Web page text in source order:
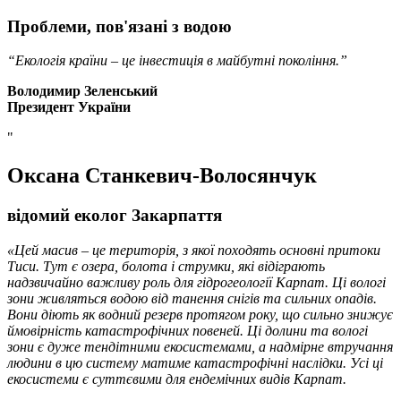
Проблеми, пов'язані з водою
“Екологія країни – це інвестиція в майбутні покоління.”
Володимир Зеленський
Президент України
"
Оксана Станкевич-Волосянчук
відомий еколог Закарпаття
«Цей масив – це територія, з якої походять основні притоки
Тиси. Тут є озера, болота і струмки, які відіграють
надзвичайно важливу роль для гідрогеології Карпат. Ці вологі
зони живляться водою від танення снігів та сильних опадів.
Вони діють як водний резерв протягом року, що сильно знижує
ймовірність катастрофічних повеней. Ці долини та вологі
зони є дуже тендітними екосистемами, а надмірне втручання
людини в цю систему матиме катастрофічні наслідки. Усі ці
екосистеми є суттєвими для ендемічних видів Карпат.